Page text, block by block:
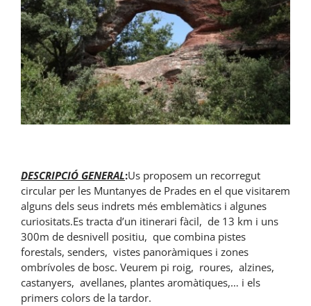
DESCRIPCIÓ GENERAL:Us proposem un recorregut
circular per les Muntanyes de Prades en el que visitarem
alguns dels seus indrets més emblemàtics i algunes
curiositats.Es tracta d’un itinerari fàcil, de 13 km i uns
300m de desnivell positiu, que combina pistes
forestals, senders, vistes panoràmiques i zones
ombrívoles de bosc. Veurem pi roig, roures, alzines,
castanyers, avellanes, plantes aromàtiques,… i els
primers colors de la tardor.